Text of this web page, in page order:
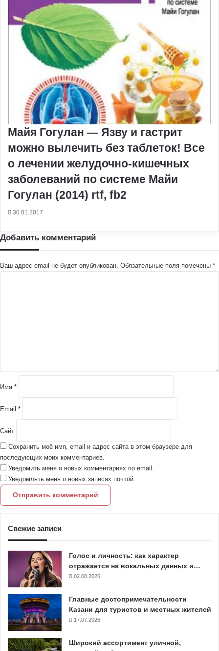
Майя Гогулан — Язву и гастрит
можно вылечить без таблеток! Все
о лечении желудочно-кишечных
заболеваний по системе Майи
Гогулан (2014) rtf, fb2
30.01.2017
Добавить комментарий
Ваш адрес email не будет опубликован. Обязательные поля помечены *
и
й
Имя *
Email *
Сайт
Сохранить моё имя, email и адрес сайта в этом браузере для
последующих моих комментариев.
Уведомить меня о новых комментариях по email.
Уведомлять меня о новых записях почтой.
Свежие записи
Голос и личность: как характер
отражается на вокальных данных и…
02.08.2026
Главные достопримечательности
Казани для туристов и местных жителей
17.07.2026
Широкий ассортимент уличной,